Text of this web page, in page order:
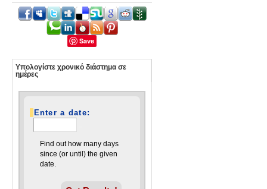
Save
Υπολογίστε χρονικό διάστημα σε
ημέρες
Enter a date:
Find out how many days
since (or until) the given
date.